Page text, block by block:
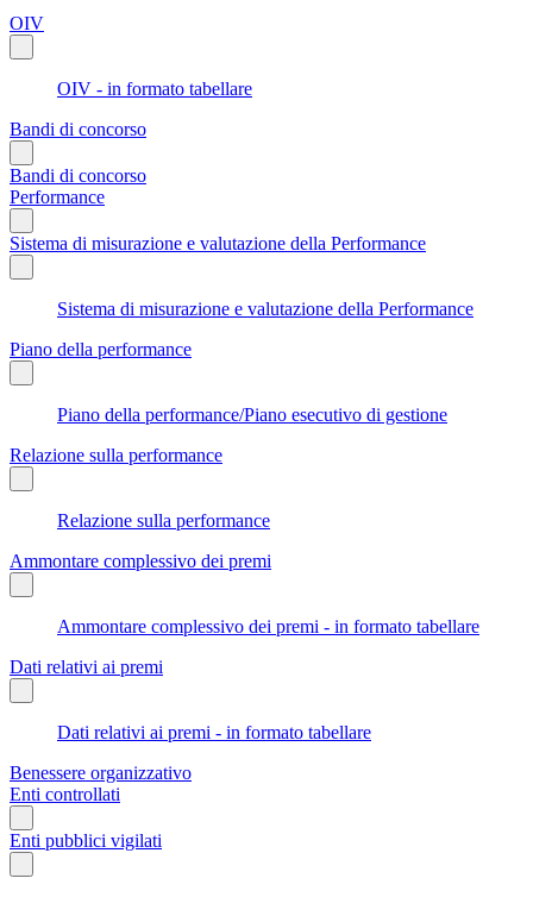
OIV
OIV - in formato tabellare
Bandi di concorso
Bandi di concorso
Performance
Sistema di misurazione e valutazione della Performance
Sistema di misurazione e valutazione della Performance
Piano della performance
Piano della performance/Piano esecutivo di gestione
Relazione sulla performance
Relazione sulla performance
Ammontare complessivo dei premi
Ammontare complessivo dei premi - in formato tabellare
Dati relativi ai premi
Dati relativi ai premi - in formato tabellare
Benessere organizzativo
Enti controllati
Enti pubblici vigilati